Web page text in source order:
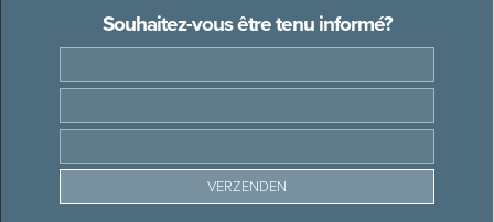
Souhaitez-vous être tenu informé?